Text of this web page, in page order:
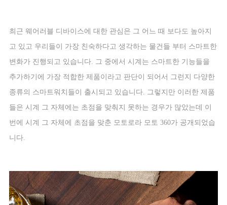
최근 웨어러블 디바이스에 대한 관심은 그 어느 때 보다도 높아지
고 있고 우리들이 가장 친숙하다고 생각하는 물건들 부터 스마트한
변화가 진행되고 있습니다
그 중에서 시계는 스마트한 기능들을
추가하기에 가장 적합한 제품이라고 판단이 되어서 그런지 다양한
종류의 스마트워치들이 출시되고 있습니다
그렇지만 이러한 제품
들은 시계 그 자체에는 초점을 맞춰지 못하는 경우가 많았는데 이
번에 시계 그 자체에 초점을 맞춘 모토로라 모토 360가 공개되었습
니다